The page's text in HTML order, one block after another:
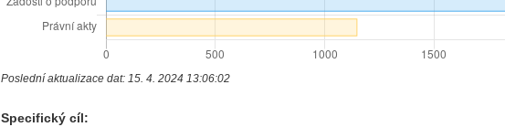
Poslední aktualizace dat: 15. 4. 2024 13:06:02
Specifický cíl: